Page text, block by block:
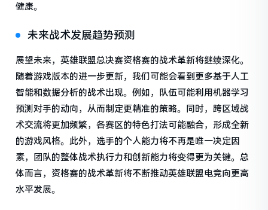
健康。
未来战术发展趋势预测
展望未来，英雄联盟总决赛资格赛的战术革新将继续深化。
随着游戏版本的进一步更新，我们可能会看到更多基于人工
智能和数据分析的战术出现。例如，队伍可能利用机器学习
预测对手的动向，从而制定更精准的策略。同时，跨区域战
术交流将更加频繁，各赛区的特色打法可能融合，形成全新
的游戏风格。此外，选手的个人能力将不再是唯一决定因
素，团队的整体战术执行力和创新能力将变得更为关键。总
体而言，资格赛的战术革新将不断推动英雄联盟电竞向更高
水平发展。